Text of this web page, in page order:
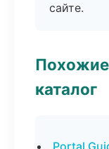
сайте.
Похожие
каталог
Portal